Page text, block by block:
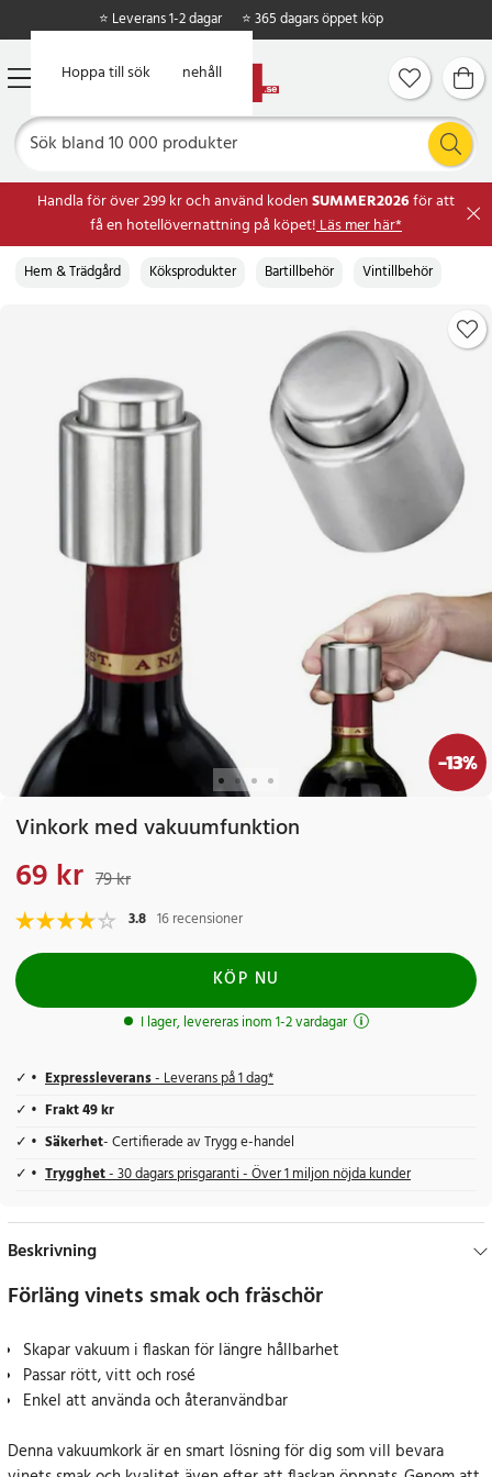
Hoppa till huvudinnehåll
Hoppa till sök
⭐ Leverans 1-2 dagar ⭐ 365 dagars öppet köp
Handla för över 299 kr och använd kodenSUMMER2026för att
få en hotellövernattning på köpet!Läs mer här*
Hem & Trädgård Köksprodukter Bartillbehör Vintillbehör
-13%
Vinkork med vakuumfunktion
Nuvarande pris
69 kr 79 kr
3.8 16 recensioner
KÖP NU
I lager, levereras inom 1-2 vardagar
Expressleverans- Leverans på 1 dag*
Frakt 49 kr
Säkerhet- Certifierade av Trygg e-handel
Trygghet- 30 dagars prisgaranti - Över 1 miljon nöjda kunder
Beskrivning
Förläng vinets smak och fräschör
Skapar vakuum i flaskan för längre hållbarhet
Passar rött, vitt och rosé
Enkel att använda och återanvändbar
Denna vakuumkork är en smart lösning för dig som vill bevara